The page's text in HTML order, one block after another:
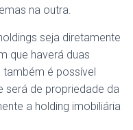
na outra.
seja diretamente
que haverá duas
também é possível
será de propriedade da
a holding imobiliária